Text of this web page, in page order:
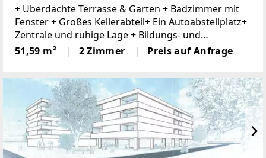
+ Überdachte Terrasse & Garten + Badzimmer mit
Fenster + Großes Kellerabteil+ Ein Autoabstellplatz+
Zentrale und ruhige Lage + Bildungs- und
Gesundheitseinrichtungen in der Nähe +
Lebensmittelgeschäfte und Nahversorger fußläufig
51,59 m² 2 Zimmer Preis auf Anfrage